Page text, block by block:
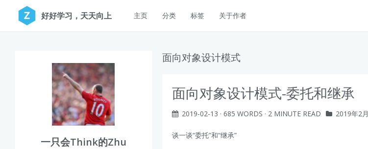
好好学习，天天向上 主页 分类 标签 关于作者
一只会Think的Zhu
面向对象设计模式
面向对象设计模式-委托和继承
2019-02-13 · 685 WORDS · 2 MINUTE READ 2019年2月
谈一谈“委托”和“继承”